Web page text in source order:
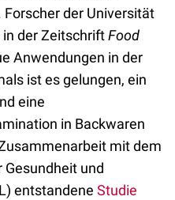
der Universität
der ZeitschriftFood
Anwendungen in der
ist es gelungen, ein
eine
in Backwaren
mit dem
und
entstandene Studie